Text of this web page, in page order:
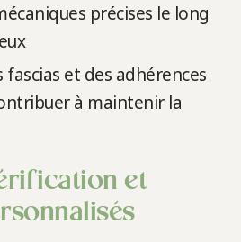
précises le long
et des adhérences
à maintenir la
et